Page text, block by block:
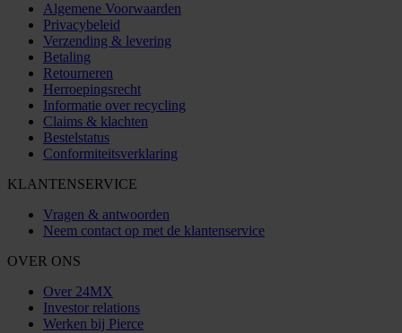
Algemene Voorwaarden
Privacybeleid
Verzending & levering
Betaling
Retourneren
Herroepingsrecht
Informatie over recycling
Claims & klachten
Bestelstatus
Conformiteitsverklaring
KLANTENSERVICE
Vragen & antwoorden
Neem contact op met de klantenservice
OVER ONS
Over 24MX
Investor relations
Werken bij Pierce